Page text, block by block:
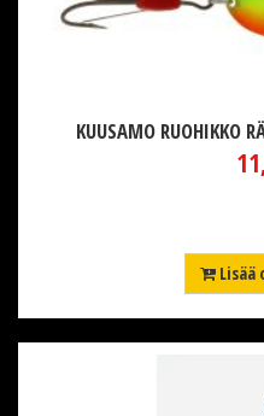
KUUSAMO RUOHIKKO
Lisää